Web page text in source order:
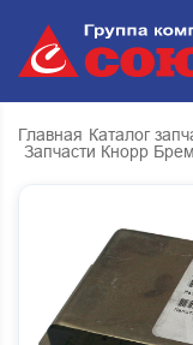
Главная Каталог
Запчасти Кнорр